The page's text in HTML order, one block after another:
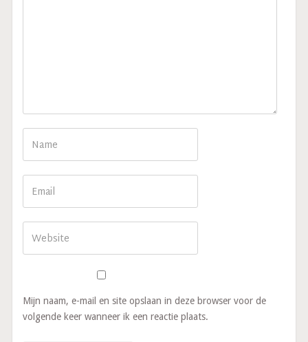
Mijn naam, e-mail en site opslaan in deze browser voor de
volgende keer wanneer ik een reactie plaats.